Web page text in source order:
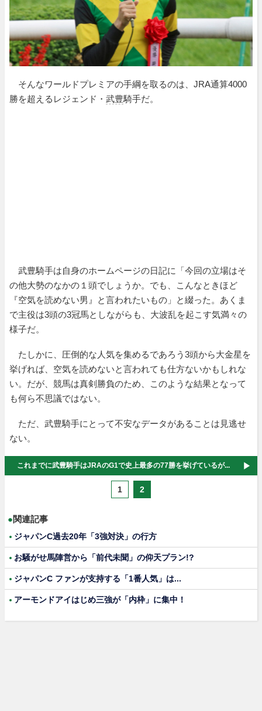
そんなワールドプレミアの手綱を取るのは、JRA通算4000
勝を超えるレジェンド・ 武豊騎手だ。
武豊騎手は自身のホームページの日記に「今回の立場はそ
の他大勢のなかの１頭でしょうか。でも、こんなときほど
『空気を読めない男』と言われたいもの」と綴った。あくま
で主役は3頭の3冠馬としながらも、大波乱を起こす気満々の
様子だ。
たしかに、圧倒的な人気を集めるであろう3頭から大金星を
挙げれば、空気を読めないと言われても仕方ないかもしれな
い。だが、競馬は真剣勝負のため、このような結果となって
も何ら不思議ではない。
ただ、武豊騎手にとって不安なデータがあることは見逃せ
ない。
これまでに武豊騎手はJRAのG1で史上最多の77勝を挙げているが...
1 2
●関連記事
ジャパンC過去20年「3強対決」の行方
お騒がせ馬陣営から「前代未聞」の仰天プラン!?
ジャパンC ファンが支持する「1番人気」は...
アーモンドアイはじめ三強が「内枠」に集中！